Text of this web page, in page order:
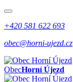
+420 581 622 693
obec@horni-ujezd.cz
ObecHorní Újezd